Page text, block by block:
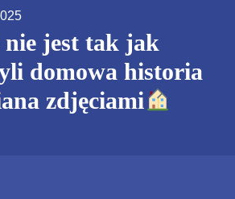
jest tak jak
domowa historia
zdjęciami